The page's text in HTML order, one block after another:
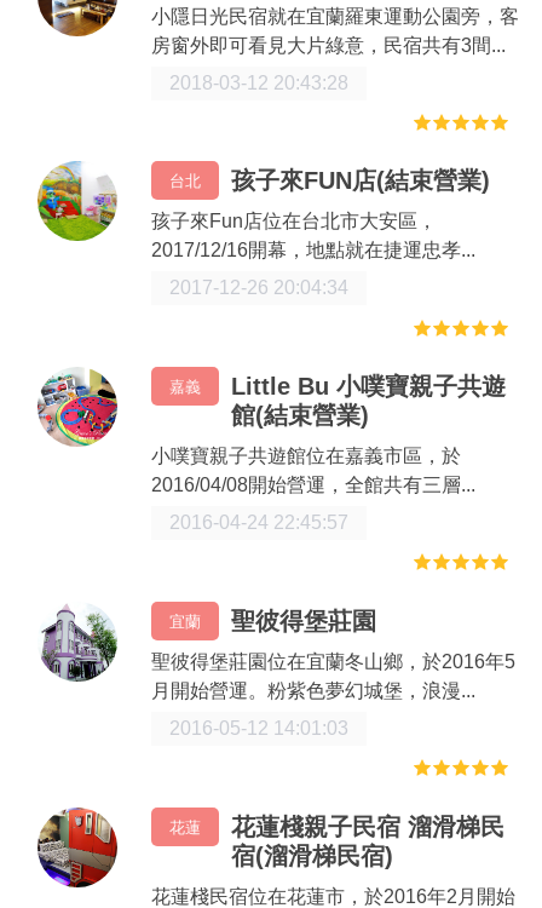
小隱日光民宿就在宜蘭羅東運動公園旁，客
房窗外即可看見大片綠意，民宿共有3間...
2018-03-12 20:43:28
台北 孩子來FUN店(結束營業)
孩子來Fun店位在台北市大安區，
2017/12/16開幕，地點就在捷運忠孝...
2017-12-26 20:04:34
嘉義
Little Bu 小噗寶親子共遊
館(結束營業)
小噗寶親子共遊館位在嘉義市區，於
2016/04/08開始營運，全館共有三層...
2016-04-24 22:45:57
宜蘭 聖彼得堡莊園
聖彼得堡莊園位在宜蘭冬山鄉，於2016年5
月開始營運。粉紫色夢幻城堡，浪漫...
2016-05-12 14:01:03
花蓮
花蓮棧親子民宿 溜滑梯民
宿(溜滑梯民宿)
花蓮棧民宿位在花蓮市，於2016年2月開始